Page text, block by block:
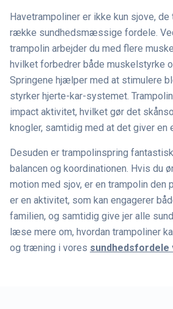
Havetrampoliner er ikke kun sjove,
række sundhedsmæssige fordele.
trampolin arbejder du med flere
hvilket forbedrer både muskelstyrke
Springene hjælper med at stimulere
styrker hjerte-kar-systemet.
impact aktivitet, hvilket gør det
knogler, samtidig med at det giver en
Desuden er trampolinspring
balancen og koordinationen. Hvis du
motion med sjov, er en trampolin den
er en aktivitet, som kan engagerer
familien, og samtidig give jer alle
læse mere om, hvordan trampoliner
og træning i vores sundhedsfordele